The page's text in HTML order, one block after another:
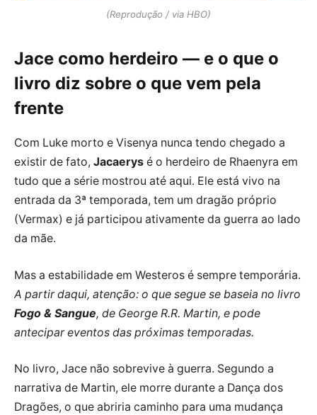
(Reprodução / via HBO)
Jace como herdeiro — e o que o
livro diz sobre o que vem pela
frente
Com Luke morto e Visenya nunca tendo chegado a
existir de fato, Jacaerys é o herdeiro de Rhaenyra em
tudo que a série mostrou até aqui. Ele está vivo na
entrada da 3ª temporada, tem um dragão próprio
(Vermax) e já participou ativamente da guerra ao lado
da mãe.
Mas a estabilidade em Westeros é sempre temporária.
A partir daqui, atenção: o que segue se baseia no livro
Fogo & Sangue, de George R.R. Martin, e pode
antecipar eventos das próximas temporadas.
No livro, Jace não sobrevive à guerra. Segundo a
narrativa de Martin, ele morre durante a Dança dos
Dragões, o que abriria caminho para uma mudança